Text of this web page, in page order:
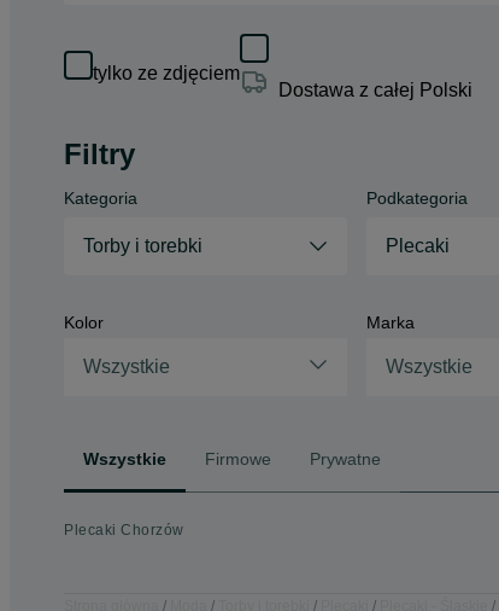
tylko ze zdjęciem
Dostawa z całej Polski
Filtry
Kategoria
Torby i torebki
Podkategoria
Plecaki
Kolor
Wszystkie
Marka
Wszystkie
Wszystkie Firmowe Prywatne
Plecaki Chorzów